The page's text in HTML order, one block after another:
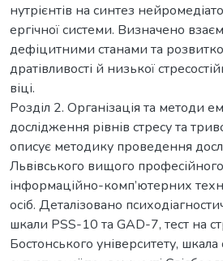
нутрієнтів на синтез
ергічної системи. Визначено
дефіцитними станами та
дратівливості й низької
віці.
Розділ 2. Організація та методи
дослідження рівнів стресу та
описує методику проведення
Львівського вищого
інформаційно-комп’ютерних
осіб. Деталізовано
шкали PSS-10 та GAD-7, тест на
Бостонського університету, шкала